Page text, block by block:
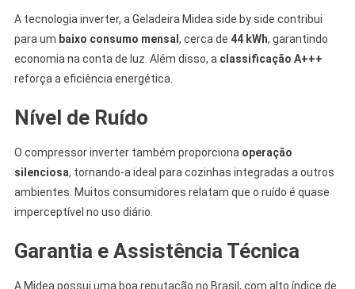
A tecnologia inverter, a Geladeira Midea side by side contribui
para um baixo consumo mensal , cerca de 44 kWh, garantindo
economia na conta de luz. Além disso, a classificação A+++
reforça a eficiência energética.
Nível de Ruído
O compressor inverter também proporciona operação
silenciosa, tornando-a ideal para cozinhas integradas a outros
ambientes. Muitos consumidores relatam que o ruído é quase
imperceptível no uso diário.
Garantia e Assistência Técnica
A Midea possui uma boa reputação no Brasil, com alto índice de